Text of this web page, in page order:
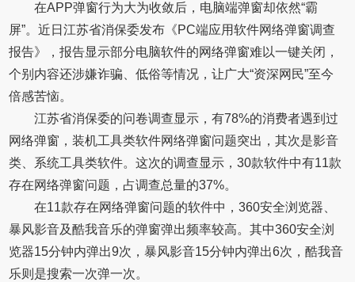
在APP弹窗行为大为收敛后，电脑端弹窗却依然“霸
屏”。近日江苏省消保委发布《PC端应用软件网络弹窗调查
报告》，报告显示部分电脑软件的网络弹窗难以一键关闭，
个别内容还涉嫌诈骗、低俗等情况，让广大“资深网民”至今
倍感苦恼。
江苏省消保委的问卷调查显示，有78%的消费者遇到过
网络弹窗，装机工具类软件网络弹窗问题突出，其次是影音
类、系统工具类软件。这次的调查显示，30款软件中有11款
存在网络弹窗问题，占调查总量的37%。
在11款存在网络弹窗问题的软件中，360安全浏览器、
暴风影音及酷我音乐的弹窗弹出频率较高。其中360安全浏
览器15分钟内弹出9次，暴风影音15分钟内弹出6次，酷我音
乐则是搜索一次弹一次。